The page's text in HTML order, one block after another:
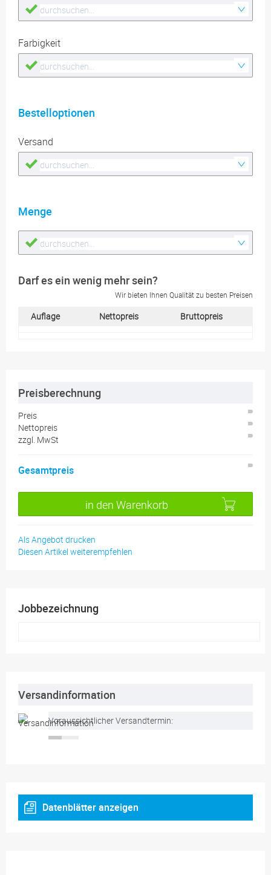
Farbigkeit
Bestelloptionen
Versand
Menge
Darf es ein wenig mehr sein?
Wir bieten Ihnen Qualität zu besten Preisen
Auflage Nettopreis Bruttopreis
Preisberechnung
Preis
Nettopreis
zzgl. MwSt
Gesamtpreis
in den Warenkorb
Als Angebot drucken
Diesen Artikel weiterempfehlen
Jobbezeichnung
Versandinformation
Voraussichtlicher Versandtermin:
Datenblätter anzeigen